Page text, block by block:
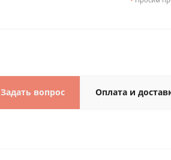
Задать вопрос Оплата и